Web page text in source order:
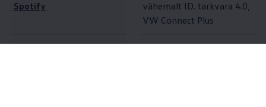
Spotify
vähemalt ID. tarkvara 4.0,
VW Connect Plus